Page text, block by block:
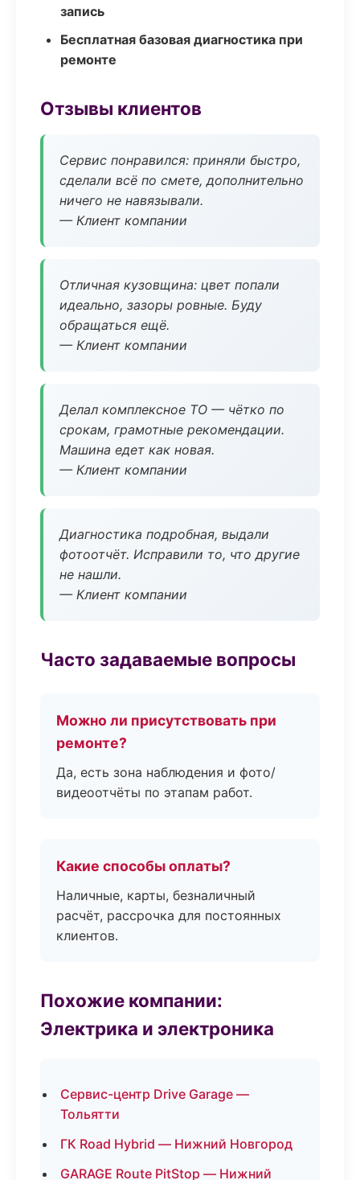
запись
Бесплатная базовая диагностика при
ремонте
Отзывы клиентов
Сервис понравился: приняли быстро,
сделали всё по смете, дополнительно
ничего не навязывали.
— Клиент компании
Отличная кузовщина: цвет попали
идеально, зазоры ровные. Буду
обращаться ещё.
— Клиент компании
Делал комплексное ТО — чётко по
срокам, грамотные рекомендации.
Машина едет как новая.
— Клиент компании
Диагностика подробная, выдали
фотоотчёт. Исправили то, что другие
не нашли.
— Клиент компании
Часто задаваемые вопросы
Можно ли присутствовать при
ремонте?
Да, есть зона наблюдения и фото/
видеоотчёты по этапам работ.
Какие способы оплаты?
Наличные, карты, безналичный
расчёт, рассрочка для постоянных
клиентов.
Похожие компании:
Электрика и электроника
Сервис-центр Drive Garage —
Тольятти
ГК Road Hybrid — Нижний Новгород
GARAGE Route PitStop — Нижний